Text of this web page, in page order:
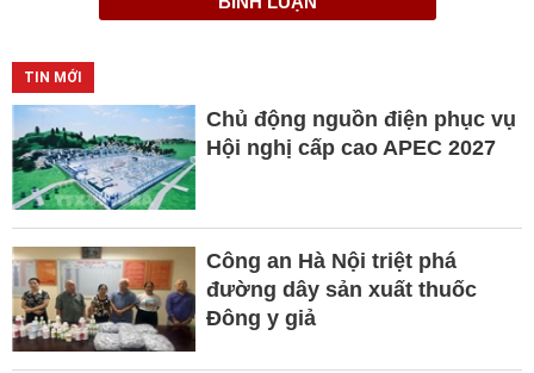
TIN MỚI
Chủ động nguồn điện phục vụ
Hội nghị cấp cao APEC 2027
Công an Hà Nội triệt phá
đường dây sản xuất thuốc
Đông y giả